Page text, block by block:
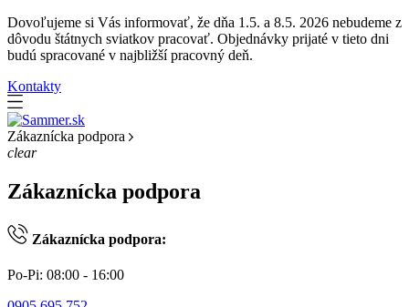
Dovoľujeme si Vás informovať, že dňa 1.5. a 8.5. 2026 nebudeme z
dôvodu štátnych sviatkov pracovať. Objednávky prijaté v tieto dni
budú spracované v najbližší pracovný deň.
Kontakty
Zákaznícka podpora
clear
Zákaznícka podpora
Zákaznícka podpora:
Po-Pi: 08:00 - 16:00